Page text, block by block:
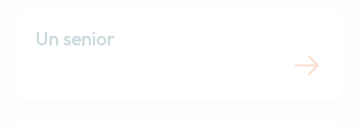
Un senior